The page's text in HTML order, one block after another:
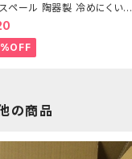
ペール 陶器製 冷めにくい二
860ml
の商品